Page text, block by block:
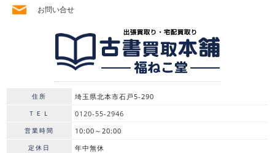
お問い合せ
住所 埼玉県北本市石戸5-290
ＴＥＬ 0120-55-2946
営業時間 10:00～20:00
定休日
年中無休